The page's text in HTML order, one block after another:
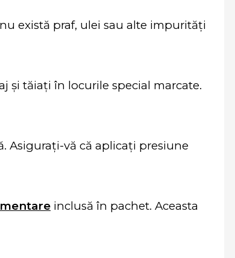
există praf, ulei sau alte impurități
și tăiați în locurile special marcate.
Asigurați-vă că aplicați presiune
inclusă în pachet. Aceasta